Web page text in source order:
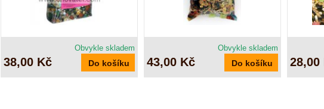
Obvykle skladem
38,00 Kč
Obvykle skladem
43,00 Kč 28,00